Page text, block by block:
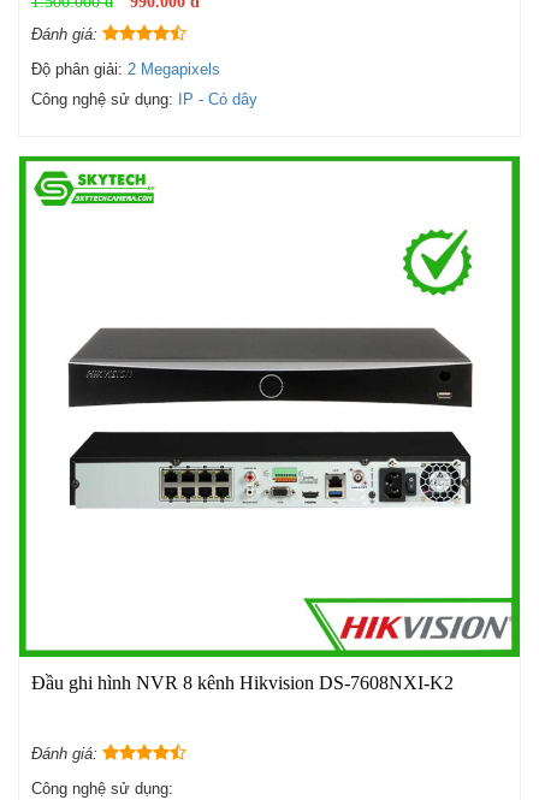
Đánh giá:
Độ phân giải: 2 Megapixels
Công nghệ sử dụng: IP - Có dây
Đầu ghi hình NVR 8 kênh Hikvision DS-7608NXI-K2
Đánh giá:
Công nghệ sử dụng: